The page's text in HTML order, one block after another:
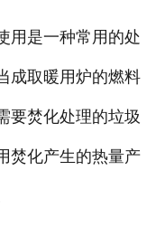
是一种常用的处
成取暖用炉的燃料
要焚化处理的垃圾
焚化产生的热量产